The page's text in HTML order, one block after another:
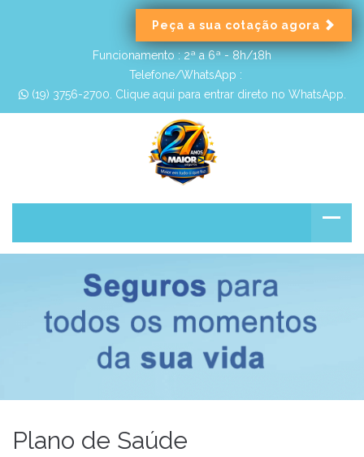
Peça a sua cotação agora
Funcionamento :2ª a 6ª - 8h/18h
Telefone/WhatsApp :
(19) 3756-2700. Clique aqui para entrar direto no WhatsApp.
Plano de Saúde